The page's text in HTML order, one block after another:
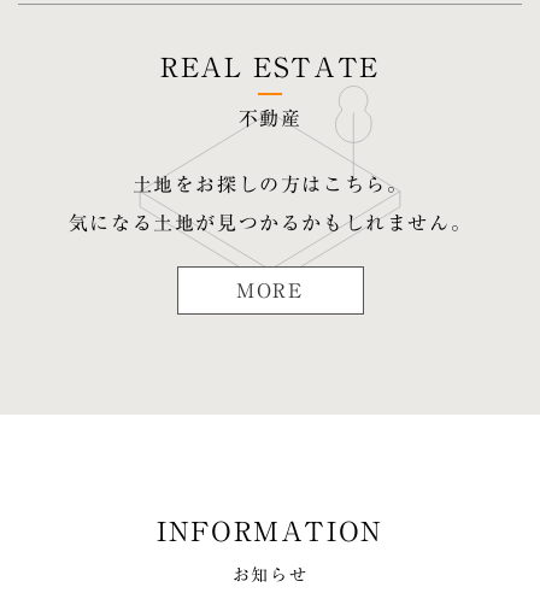
REAL ESTATE
不動産
土地をお探しの方はこちら。
気になる土地が見つかるかもしれません。
MORE
お知らせ